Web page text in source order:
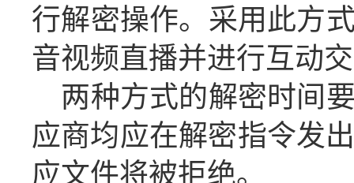
行解密操作。 采用此方
音视频直播并进行互动
两种方式的解密时间
应商均应在解密指令发
应文件将被拒绝。